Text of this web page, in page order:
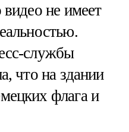
не имеет
службы
что на здании
флага и